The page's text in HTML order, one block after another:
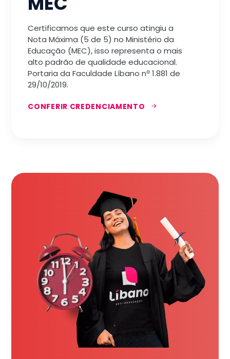
Certificamos que este curso atingiu a
Nota Máxima (5 de 5) no Ministério da
Educação (MEC), isso representa o mais
alto padrão de qualidade educacional.
Portaria da Faculdade Líbano nª 1.881 de
29/10/2019.
CONFERIR CREDENCIAMENTO